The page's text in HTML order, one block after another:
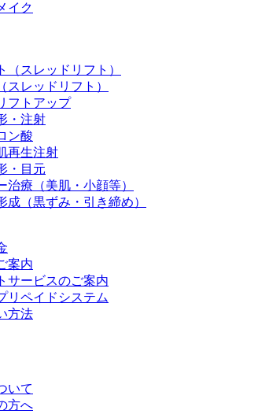
イク
（スレッドリフト）
スレッドリフト）
フトアップ
・注射
ン酸
再生注射
・目元
治療（美肌・小顔等）
成（黒ずみ・引き締め）
案内
サービスのご案内
リペイドシステム
方法
いて
方へ